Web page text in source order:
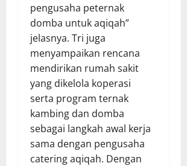
pengusaha peternak
domba untuk aqiqah”
jelasnya. Tri juga
menyampaikan rencana
mendirikan rumah sakit
yang dikelola koperasi
serta program ternak
kambing dan domba
sebagai langkah awal kerja
sama dengan pengusaha
catering aqiqah. Dengan